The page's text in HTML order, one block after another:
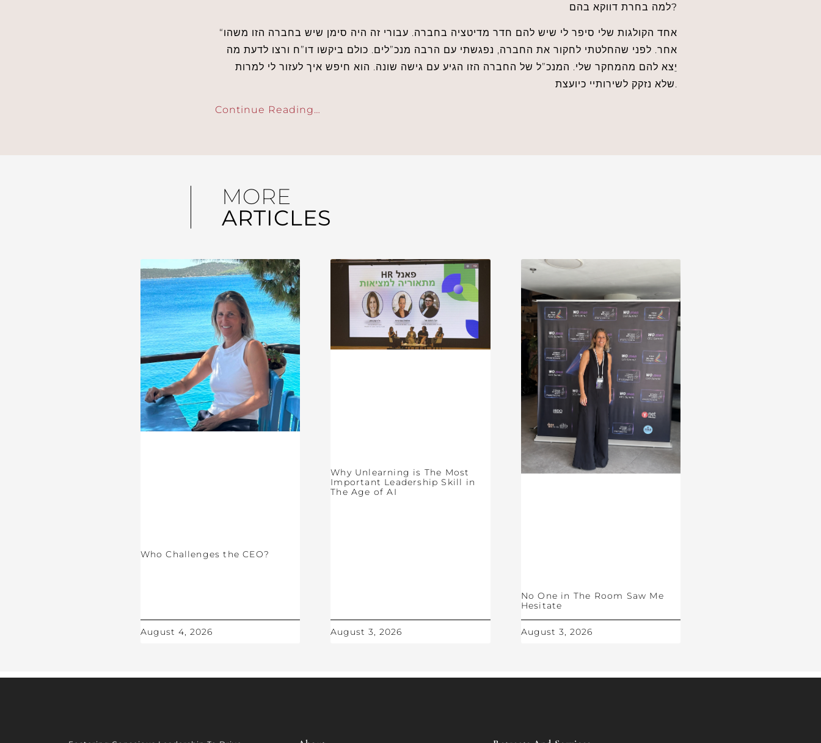
למה בחרת דווקא בהם?
“אחד הקולגות שלי סיפר לי שיש להם חדר מדיטציה בחברה. עבורי זה היה סימן שיש בחברה הזו משהו
אחר. לפני שהחלטתי לחקור את החברה, נפגשתי עם הרבה מנכ”לים. כולם ביקשו דו”ח ורצו לדעת מה
יֵצא להם מהמחקר שלי. המנכ”ל של החברה הזו הגיע עם גישה שונה. הוא חיפש איך לעזור לי למרות
שלא נזקק לשירותיי כיועצת.
Continue Reading…
MORE
ARTICLES
Who Challenges the CEO?
August 4, 2026
Why Unlearning is The Most
Important Leadership Skill in
The Age of AI
August 3, 2026
No One in The Room Saw Me
Hesitate
August 3, 2026